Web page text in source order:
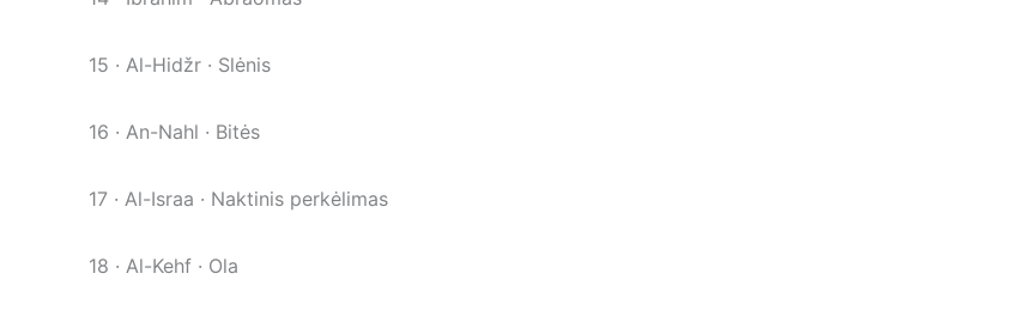
15 · Al-Hidžr · Slėnis
16 · An-Nahl · Bitės
17 · Al-Israa · Naktinis perkėlimas
18 · Al-Kehf · Ola